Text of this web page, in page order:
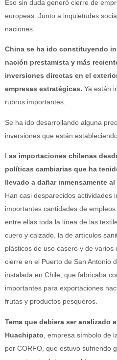
Eso sin duda generó cierre de
europeas. Junto a inquietudes
naciones.
China se ha ido constituyendo
nación prestamista y más
inversiones directas en el
empresas estratégicas. Ya están
rubros importantes.
Se ha ido desarrollando alguna
inversiones que están
Las importaciones chilenas
políticas cambiarias que ha
llevado a dañar inmensamente
Han casi desparecidos actividades
importantes cantidades de
entre ellas toda la línea de las
cuero y calzado, la de artículos
plásticos de uso casero y de
cierre en el Puerto de San Antonio
instalada en Chile, que fabricaba
importantes para exportaciones
frutas y productos pesqueros.
Tema que debiera ser analizado
Huachipato , empresa símbolo de
por CORFO, que estuvo sufriendo